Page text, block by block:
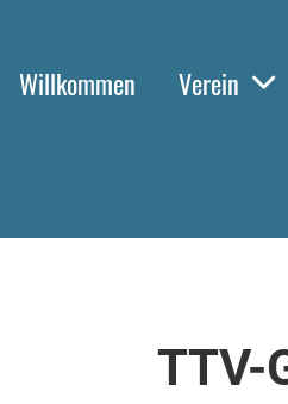
Willkommen Verein
TTV-